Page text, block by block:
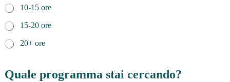
10-15 ore
15-20 ore
20+ ore
Quale programma stai cercando?